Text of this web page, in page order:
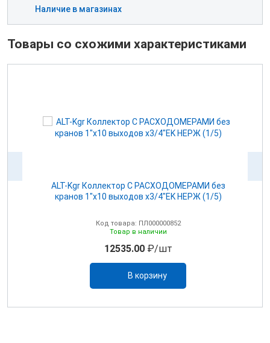
Наличие в магазинах
Товары со схожими характеристиками
ALT-Kgr Коллектор С РАСХОДОМЕРАМИ без
кранов 1"х10 выходов х3/4"EK НЕРЖ (1/5)
Код товара: ПЛ000000852
Товар в наличии
12535.00₽/шт
В корзину